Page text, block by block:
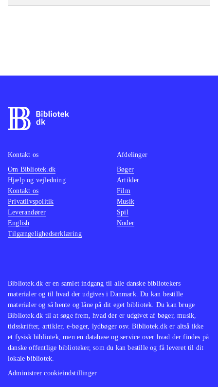
Bibliotek.dk er en samlet indgang til alle danske bibliotekers
materialer og til hvad der udgives i Danmark. Du kan bestille
materialer og så hente og låne på dit eget bibliotek. Du kan bruge
Bibliotek.dk til at søge frem, hvad der er udgivet af bøger, musik,
tidsskrifter, artikler, e-bøger, lydbøger osv. Bibliotek.dk er altså ikke
et fysisk bibliotek, men en database og service over hvad der findes på
danske offentlige biblioteker, som du kan bestille og få leveret til dit
lokale bibliotek.
Administrer cookieindstillinger
Kontakt os
Om Bibliotek.dk
Hjælp og vejledning
Kontakt os
Privatlivspolitik
Leverandører
English
Tilgængelighedserklæring
Afdelinger
Bøger
Artikler
Film
Musik
Spil
Noder